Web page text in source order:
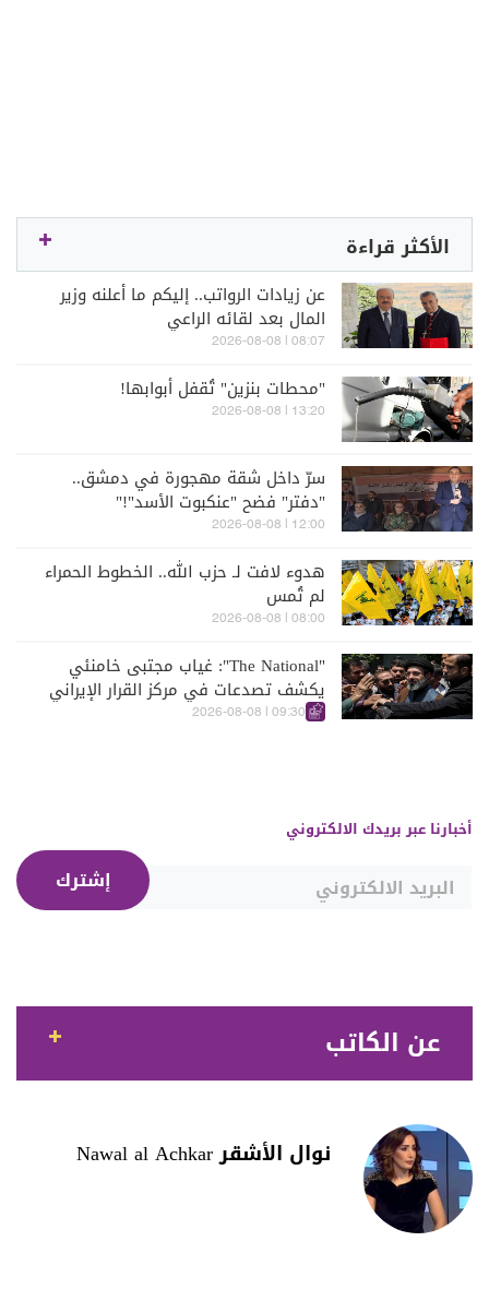
الأكثر قراءة
عن زيادات الرواتب.. إليكم ما أعلنه وزير
المال بعد لقائه الراعي
08:07 | 2026-08-08
"محطات بنزين" تُقفل أبوابها!
13:20 | 2026-08-08
سرّ داخل شقة مهجورة في دمشق..
"دفتر" فضح "عنكبوت الأسد"!"
12:00 | 2026-08-08
هدوء لافت لـ حزب الله.. الخطوط الحمراء
لم تُمس
08:00 | 2026-08-08
"The National": غياب مجتبى خامنئي
يكشف تصدعات في مركز القرار الإيراني
09:30 | 2026-08-08
أخبارنا عبر بريدك الالكتروني
إشترك
عن الكاتب
نوال الأشقر Nawal al Achkar